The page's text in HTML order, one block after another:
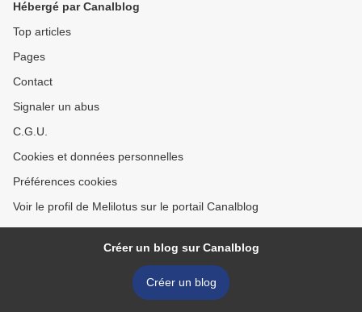
Hébergé par Canalblog
Top articles
Pages
Contact
Signaler un abus
C.G.U.
Cookies et données personnelles
Préférences cookies
Voir le profil de Melilotus sur le portail Canalblog
Créer un blog sur Canalblog
Créer un blog